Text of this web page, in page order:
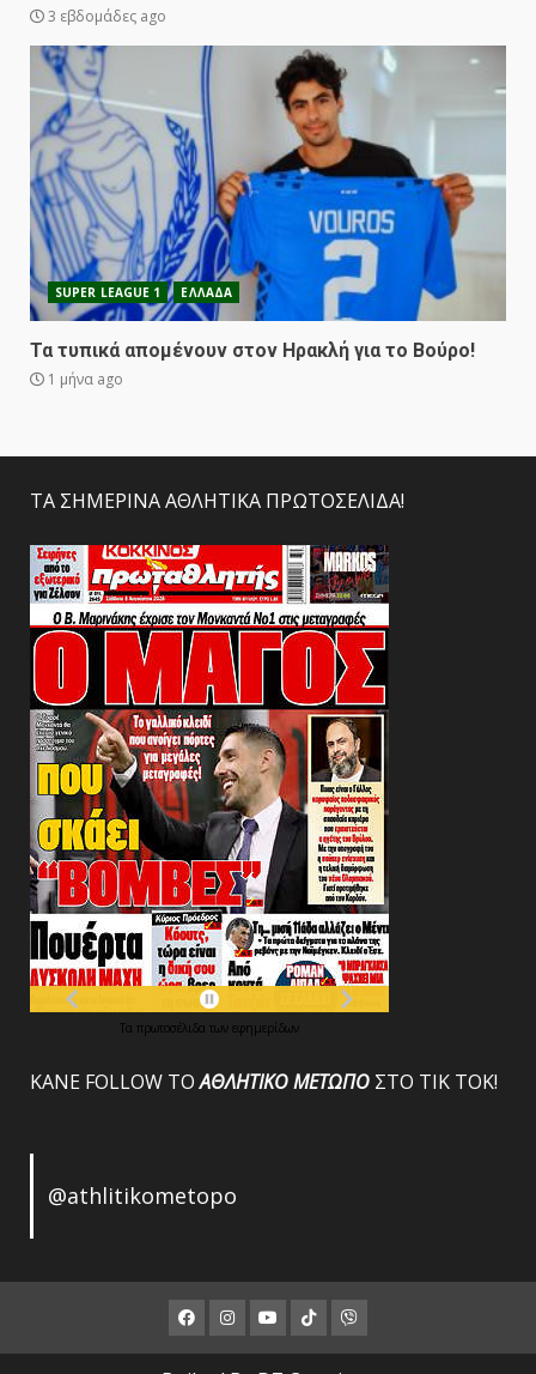
3 εβδομάδες ago
SUPER LEAGUE 1 ΕΛΛΑΔΑ
Τα τυπικά απομένουν στον Ηρακλή για το Βούρο!
1 μήνα ago
ΤΑ ΣΗΜΕΡΙΝΑ ΑΘΛΗΤΙΚΑ ΠΡΩΤΟΣΕΛΙΔΑ!
Τα πρωτοσέλιδα των εφημερίδων
ΚΑΝΕ FOLLOW ΤΟΑΘΛΗΤΙΚΟΜΕΤΩΠΟ ΣΤΟ ΤΙΚ ΤΟΚ!
@athlitikometopo
Facebook
Instagram
Youtube
ΤΙΚ
ΤΟΚ
Viber